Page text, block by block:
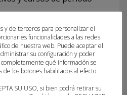
y
del sistema educativo
para acceso a la
y de terceros para personalizar el
funcionalidades a las redes
de nuestra web. Puede aceptar el
su configuración y poder
qué información se
de los botones habilitados al efecto.
SU USO, si bien podrá retirar su